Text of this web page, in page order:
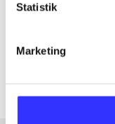
Statistik
Marketing
Artiklerne i